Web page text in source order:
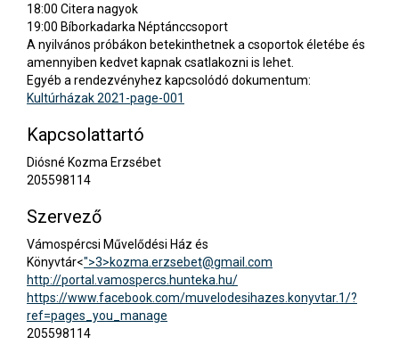
18:00 Citera nagyok
19:00 Bíborkadarka Néptánccsoport
A nyilvános próbákon betekinthetnek a csoportok életébe és
amennyiben kedvet kapnak csatlakozni is lehet.
Egyéb a rendezvényhez kapcsolódó dokumentum:
Kultúrházak 2021-page-001
Kapcsolattartó
Diósné Kozma Erzsébet
205598114
Szervező
Vámospércsi Művelődési Ház és
Könyvtár<">3>kozma.erzsebet@gmail.com
http://portal.vamospercs.hunteka.hu/
https://www.facebook.com/muvelodesihazes.konyvtar.1/?
ref=pages_you_manage
205598114